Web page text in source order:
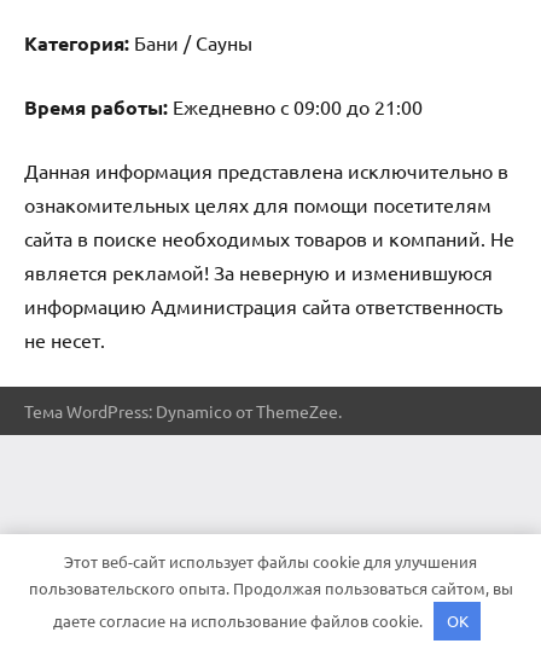
Категория: Бани / Сауны
Время работы: Ежедневно с 09:00 до 21:00
Данная информация представлена исключительно в
ознакомительных целях для помощи посетителям
сайта в поиске необходимых товаров и компаний. Не
является рекламой! За неверную и изменившуюся
информацию Администрация сайта ответственность
не несет.
Тема WordPress: Dynamico от ThemeZee.
Этот веб-сайт использует файлы cookie для улучшения
пользовательского опыта. Продолжая пользоваться сайтом, вы
даете согласие на использование файлов cookie.
OK